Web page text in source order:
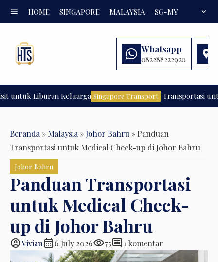
menu HOME SINGAPORE MALAYSIA SG-MY FAQexpand_more
Whatsapp
082288222920
Liburan Keluarga Singapore Transport Transportasi untuk
Beranda » Malaysia »Johor Bahru » Panduan
Transportasi untuk Medical Check-up di Johor Bahru
Johor Bahru
Panduan Transportasi
untuk Medical Check-
up di Johor Bahru
account_circleViviancalendar_month6 July 2026visibility75comment1 komentar